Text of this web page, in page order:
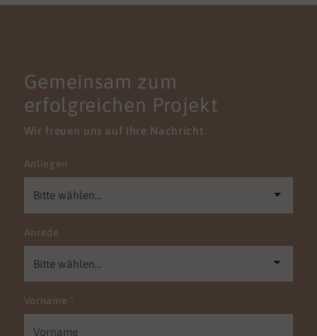
Gemeinsam zum
erfolgreichen Projekt
Wir freuen uns auf Ihre Nachricht
Anliegen
Anrede
Vorname *